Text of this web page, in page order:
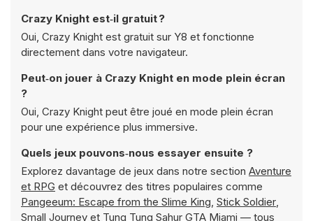
Crazy Knight est‑il gratuit ?
Oui, Crazy Knight est gratuit sur Y8 et fonctionne
directement dans votre navigateur.
Peut‑on jouer à Crazy Knight en mode plein écran
?
Oui, Crazy Knight peut être joué en mode plein écran
pour une expérience plus immersive.
Quels jeux pouvons‑nous essayer ensuite ?
Explorez davantage de jeux dans notre section Aventure
et RPG et découvrez des titres populaires comme
Pangeeum: Escape from the Slime King, Stick Soldier,
Small Journey et Tung Tung Sahur GTA Miami — tous